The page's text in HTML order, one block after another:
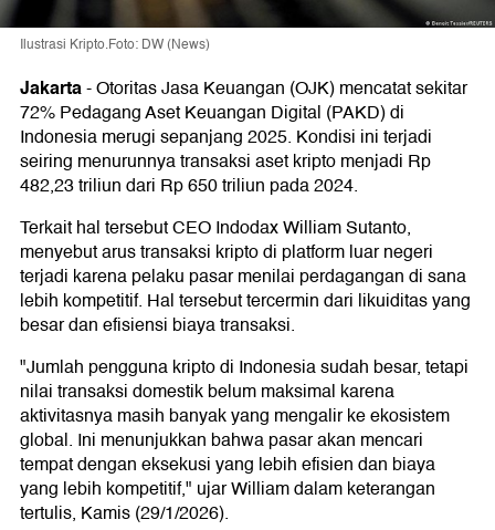
Ilustrasi Kripto.Foto: DW (News)
Jakarta-Otoritas Jasa Keuangan (OJK) mencatat sekitar
72% Pedagang Aset Keuangan Digital (PAKD) di
Indonesia merugi sepanjang 2025. Kondisi ini terjadi
seiring menurunnya transaksi aset kripto menjadi Rp
482,23 triliun dari Rp 650 triliun pada 2024.
Terkait hal tersebut CEO Indodax William Sutanto,
menyebut arus transaksi kripto di platform luar negeri
terjadi karena pelaku pasar menilai perdagangan di sana
lebih kompetitif. Hal tersebut tercermin dari likuiditas yang
besar dan efisiensi biaya transaksi.
"Jumlah pengguna kripto di Indonesia sudah besar, tetapi
nilai transaksi domestik belum maksimal karena
aktivitasnya masih banyak yang mengalir ke ekosistem
global. Ini menunjukkan bahwa pasar akan mencari
tempat dengan eksekusi yang lebih efisien dan biaya
yang lebih kompetitif," ujar William dalam keterangan
tertulis, Kamis (29/1/2026).